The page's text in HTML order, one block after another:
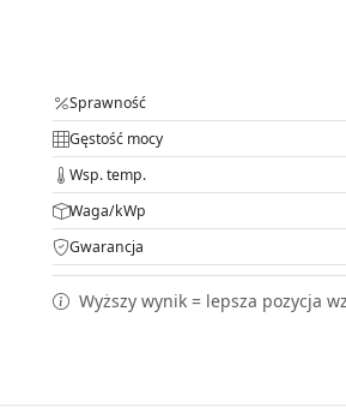
Sprawność
Gęstość mocy
Wsp. temp.
Waga/kWp
Gwarancja
Wyższy wynik = lepsza pozycja